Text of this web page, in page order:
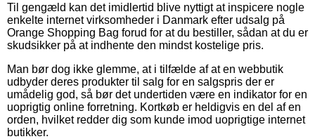
Til gengæld kan det imidlertid blive nyttigt at inspicere nogle
enkelte internet virksomheder i Danmark efter udsalg på
Orange Shopping Bag forud for at du bestiller, sådan at du er
skudsikker på at indhente den mindst kostelige pris.
Man bør dog ikke glemme, at i tilfælde af at en webbutik
udbyder deres produkter til salg for en salgspris der er
umådelig god, så bør det undertiden være en indikator for en
uoprigtig online forretning. Kortkøb er heldigvis en del af en
orden, hvilket redder dig som kunde imod uoprigtige internet
butikker.